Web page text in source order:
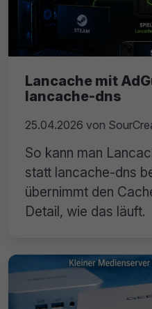
Lancache mit
lancache-dns
25.04.2026 von
So kann man
statt lancache-dns
übernimmt den
Detail, wie das läuft.